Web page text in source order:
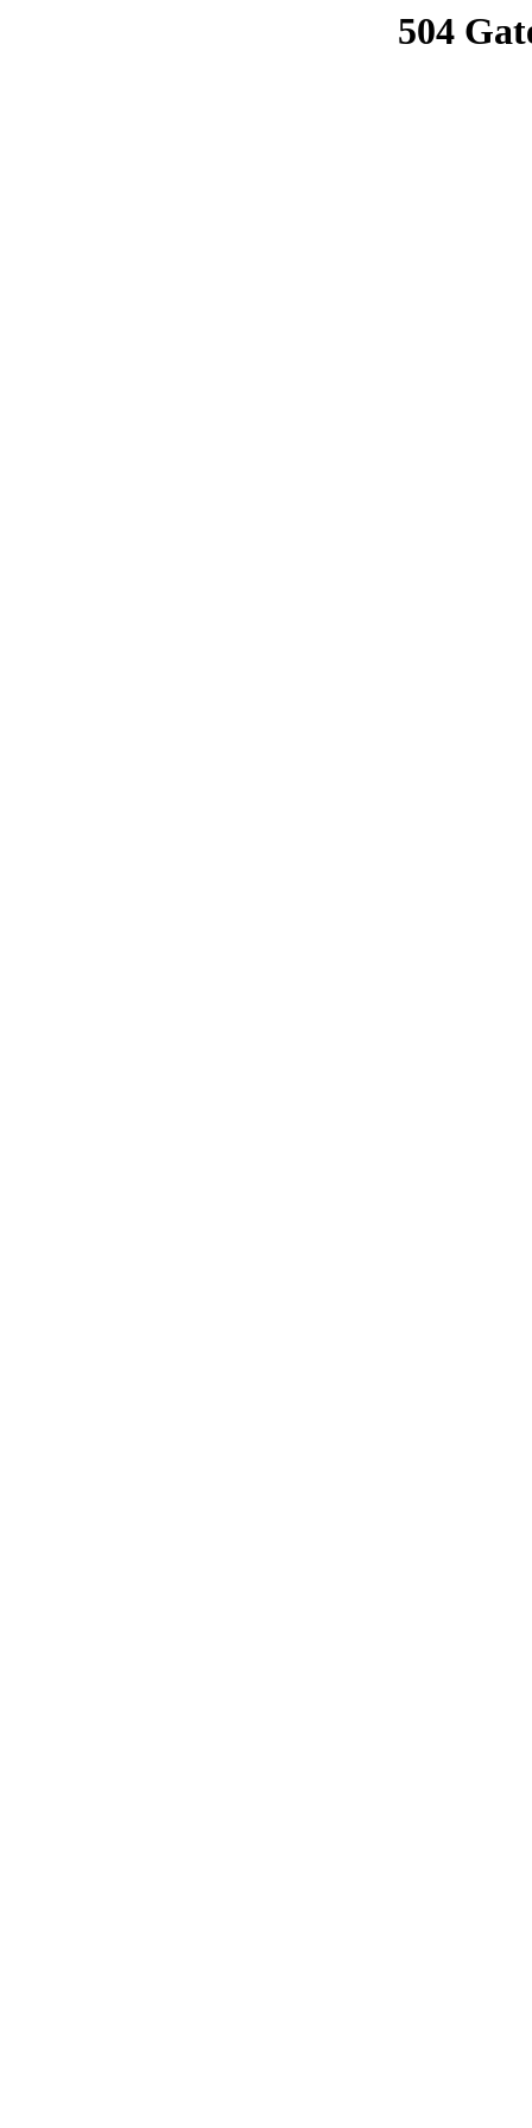
504